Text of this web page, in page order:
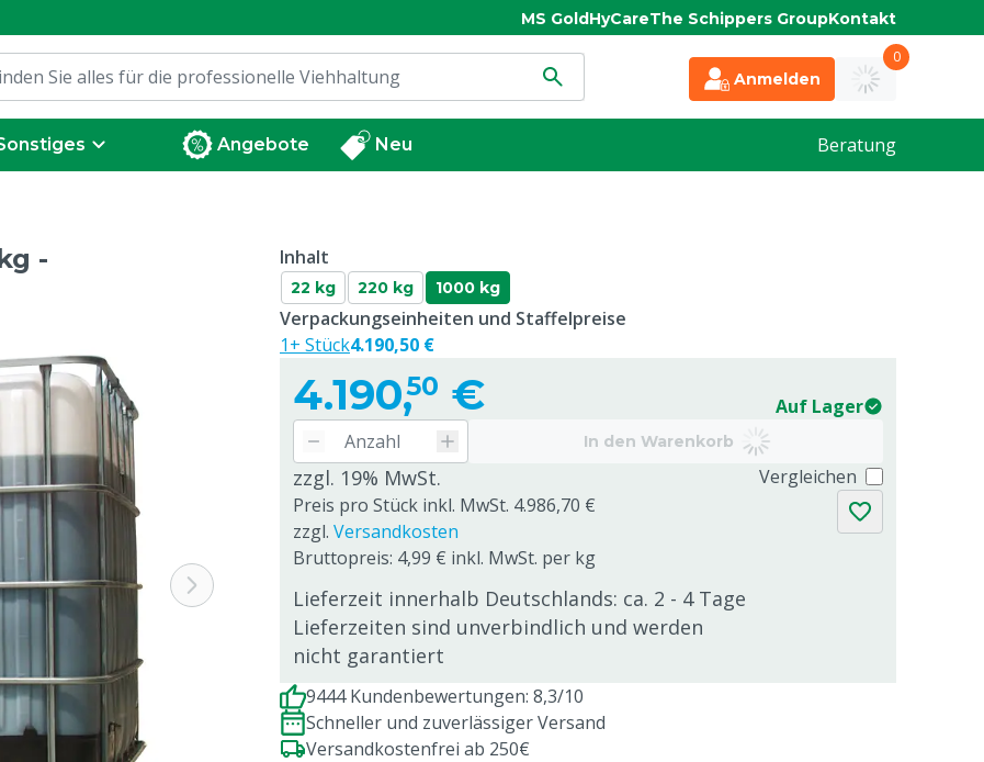
MS GoldHyCareThe Schippers GroupKontakt
Anmelden
0
Angebote Neu Beratung
-
Inhalt
22 kg 220 kg 1000 kg
4.190,50 € Auf Lager
In den Warenkorb
zzgl. 19% MwSt.
Preis pro Stück inkl. MwSt. 4.986,70 €
zzgl. Versandkosten
Bruttopreis: 4,99 € inkl. MwSt. per kg
Lieferzeit innerhalb Deutschlands: ca. 2 - 4 Tage
Lieferzeiten sind unverbindlich und werden
nicht garantiert
Vergleichen
Verpackungseinheiten und Staffelpreise
1+ Stück4.190,50 €
9444 Kundenbewertungen: 8,3/10
Schneller und zuverlässiger Versand
Versandkostenfrei ab 250€